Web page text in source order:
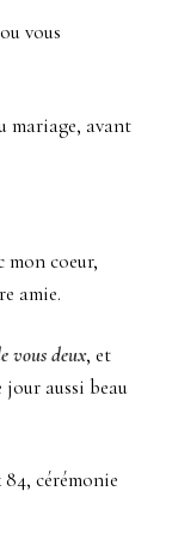
vous
mariage, avant
mon coeur,
amie.
vous deux, et
aussi beau
cérémonie